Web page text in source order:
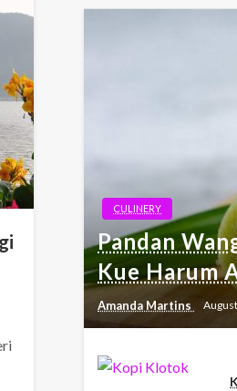
CULINERY
Pandan
Kue Harum
Amanda Martins